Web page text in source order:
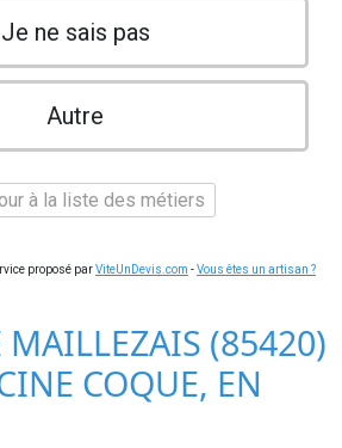
Je ne sais pas
Autre
à la liste des métiers
proposé parViteUnDevis.com -Vous êtes un artisan ?
MAILLEZAIS (85420)
COQUE, EN